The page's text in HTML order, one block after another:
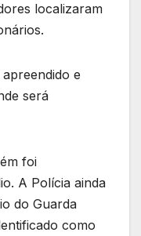
localizaram
e
será
foi
A Polícia ainda
do Guarda
como